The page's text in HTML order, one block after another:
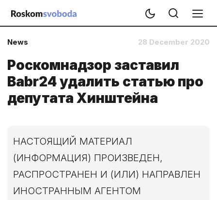
News 28 December 2020
Роскомнадзор заставил
Babr24 удалить статью про
депутата Хинштейна
НАСТОЯЩИЙ МАТЕРИАЛ
(ИНФОРМАЦИЯ) ПРОИЗВЕДЕН,
РАСПРОСТРАНЕН И (ИЛИ) НАПРАВЛЕН
ИНОСТРАННЫМ АГЕНТОМ